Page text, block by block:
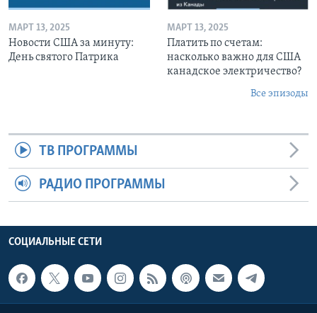
МАРТ 13, 2025
Новости США за минуту:
День святого Патрика
МАРТ 13, 2025
Платить по счетам:
насколько важно для США
канадское электричество?
Все эпизоды
ТВ ПРОГРАММЫ
РАДИО ПРОГРАММЫ
СОЦИАЛЬНЫЕ СЕТИ